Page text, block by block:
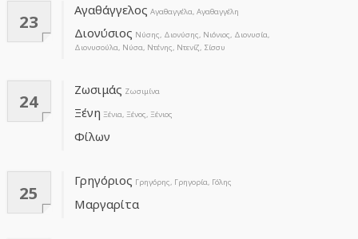
23
Αγαθάγγελος Αγαθαγγέλα, Αγαθαγγέλη
Διονύσιος Νύσης, Διονύσης, Νιόνιος, Διονυσία,
Διονυσούλα, Νύσα, Ντένης, Ντενίζ, Σίσσυ
24
Ζωσιμάς Ζωσιμίνα
Ξένη Ξένια, Ξένος, Ξένιος
Φίλων
25
Γρηγόριος Γρηγόρης, Γρηγορία, Γόλης
Μαργαρίτα